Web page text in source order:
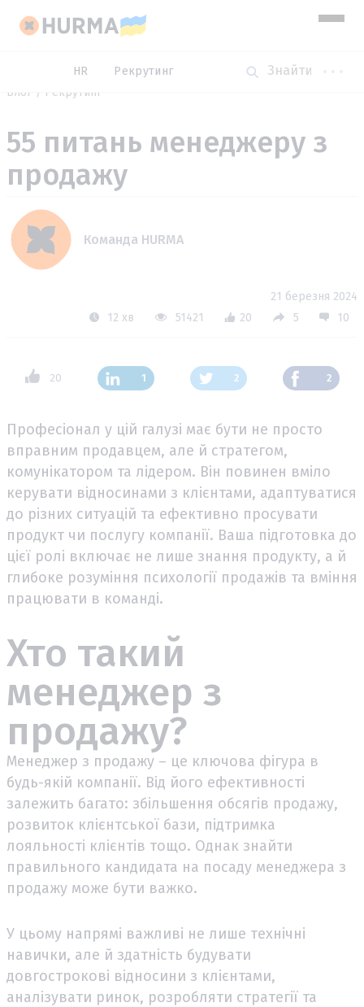
HR
Рекрутинг
Блог
Рекрутинг
55 питань менеджеру з
продажу
Команда HURMA
21 березня 2024
12 хв
51421 20 5 10
20 1 2 2
Професіонал у цій галузі має бути не просто
вправним продавцем, але й стратегом,
комунікатором та лідером. Він повинен вміло
керувати відносинами з клієнтами, адаптуватися
до різних ситуацій та ефективно просувати
продукт чи послугу компанії. Ваша підготовка до
цієї ролі включає не лише знання продукту, а й
глибоке розуміння психології продажів та вміння
працювати в команді.
Хто такий
менеджер з
продажу?
Менеджер з продажу – це ключова фігура в
будь-якій компанії. Від його ефективності
залежить багато: збільшення обсягів продажу,
розвиток клієнтської бази, підтримка
лояльності клієнтів тощо. Однак знайти
правильного кандидата на посаду менеджера з
продажу може бути важко.
У цьому напрямі важливі не лише технічні
навички, але й здатність будувати
довгострокові відносини з клієнтами,
аналізувати ринок, розробляти стратегії та